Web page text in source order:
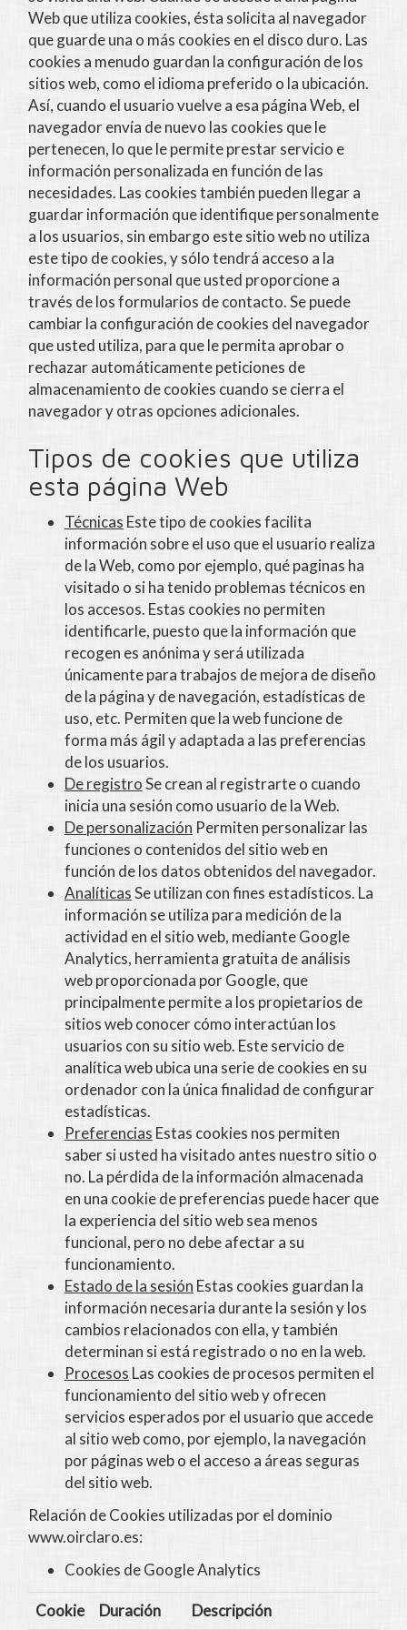
Web que utiliza cookies, ésta solicita al navegador
que guarde una o más cookies en el disco duro. Las
cookies a menudo guardan la configuración de los
sitios web, como el idioma preferido o la ubicación.
Así, cuando el usuario vuelve a esa página Web, el
navegador envía de nuevo las cookies que le
pertenecen, lo que le permite prestar servicio e
información personalizada en función de las
necesidades. Las cookies también pueden llegar a
guardar información que identifique personalmente
a los usuarios, sin embargo este sitio web no utiliza
este tipo de cookies, y sólo tendrá acceso a la
información personal que usted proporcione a
través de los formularios de contacto. Se puede
cambiar la configuración de cookies del navegador
que usted utiliza, para que le permita aprobar o
rechazar automáticamente peticiones de
almacenamiento de cookies cuando se cierra el
navegador y otras opciones adicionales.
Tipos de cookies que utiliza
esta página Web
Técnicas Este tipo de cookies facilita
información sobre el uso que el usuario realiza
de la Web, como por ejemplo, qué paginas ha
visitado o si ha tenido problemas técnicos en
los accesos. Estas cookies no permiten
identificarle, puesto que la información que
recogen es anónima y será utilizada
únicamente para trabajos de mejora de diseño
de la página y de navegación, estadísticas de
uso, etc. Permiten que la web funcione de
forma más ágil y adaptada a las preferencias
de los usuarios.
De registroSe crean al registrarte o cuando
inicia una sesión como usuario de la Web.
De personalización Permiten personalizar las
funciones o contenidos del sitio web en
función de los datos obtenidos del navegador.
AnalíticasSe utilizan con fines estadísticos. La
información se utiliza para medición de la
actividad en el sitio web, mediante Google
Analytics, herramienta gratuita de análisis
web proporcionada por Google, que
principalmente permite a los propietarios de
sitios web conocer cómo interactúan los
usuarios con su sitio web. Este servicio de
analítica web ubica una serie de cookies en su
ordenador con la única finalidad de configurar
estadísticas.
Preferencias Estas cookies nos permiten
saber si usted ha visitado antes nuestro sitio o
no. La pérdida de la información almacenada
en una cookie de preferencias puede hacer que
la experiencia del sitio web sea menos
funcional, pero no debe afectar a su
funcionamiento.
Estado de la sesión Estas cookies guardan la
información necesaria durante la sesión y los
cambios relacionados con ella, y también
determinan si está registrado o no en la web.
Procesos Las cookies de procesos permiten el
funcionamiento del sitio web y ofrecen
servicios esperados por el usuario que accede
al sitio web como, por ejemplo, la navegación
por páginas web o el acceso a áreas seguras
del sitio web.
Relación de Cookies utilizadas por el dominio
www.oirclaro.es:
Cookies de Google Analytics
Cookie Duración Descripción